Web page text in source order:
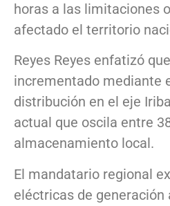
horas a las limitaciones
afectado el territorio
Reyes Reyes enfatizó
incrementado mediante
distribución en el eje
actual que oscila entre
almacenamiento local.
El mandatario regional
eléctricas de